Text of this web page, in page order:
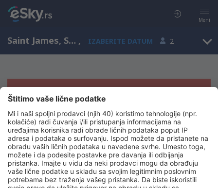
Meni
Saint James, Saint James, Barbados , IZABERITE DATUM 2
Žao nam je, ne možemo da prikažemo
rezultate
Pokušajte još jednom kad izaberete druge kriterijume